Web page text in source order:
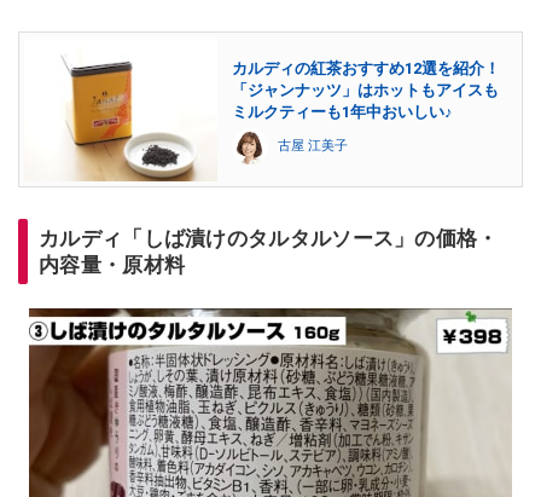
カルディの紅茶おすすめ12選を紹介！
「ジャンナッツ」はホットもアイスも
ミルクティーも1年中おいしい♪
古屋 江美子
カルディ「しば漬けのタルタルソース」の価格・
内容量・原材料